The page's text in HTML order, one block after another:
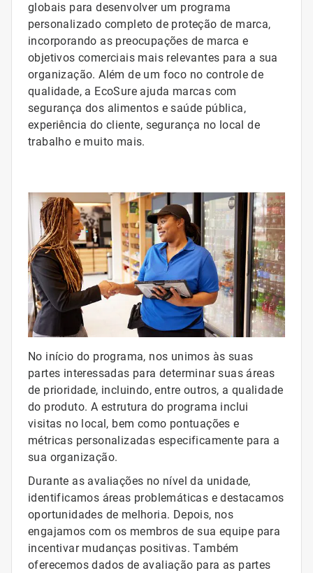
globais para desenvolver um programa
personalizado completo de proteção de marca,
incorporando as preocupações de marca e
objetivos comerciais mais relevantes para a sua
organização. Além de um foco no controle de
qualidade, a EcoSure ajuda marcas com
segurança dos alimentos e saúde pública,
experiência do cliente, segurança no local de
trabalho e muito mais.
No início do programa, nos unimos às suas
partes interessadas para determinar suas áreas
de prioridade, incluindo, entre outros, a qualidade
do produto. A estrutura do programa inclui
visitas no local, bem como pontuações e
métricas personalizadas especificamente para a
sua organização.
Durante as avaliações no nível da unidade,
identificamos áreas problemáticas e destacamos
oportunidades de melhoria. Depois, nos
engajamos com os membros de sua equipe para
incentivar mudanças positivas. Também
oferecemos dados de avaliação para as partes